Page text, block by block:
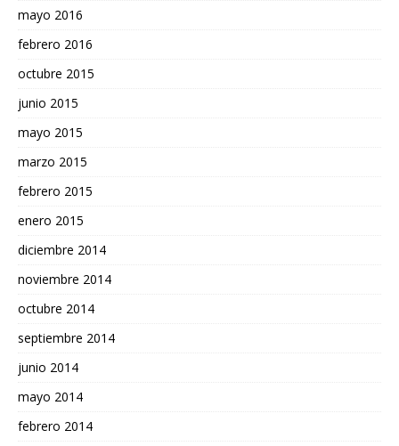
mayo 2016
febrero 2016
octubre 2015
junio 2015
mayo 2015
marzo 2015
febrero 2015
enero 2015
diciembre 2014
noviembre 2014
octubre 2014
septiembre 2014
junio 2014
mayo 2014
febrero 2014